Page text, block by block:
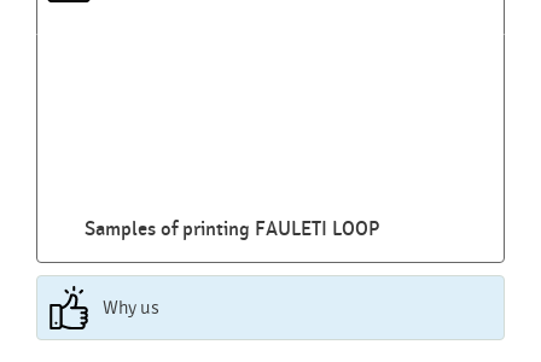
Samples of printing FAULETI LOOP
Why us